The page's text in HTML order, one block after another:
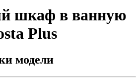
шкаф в ванную
Plus
модели